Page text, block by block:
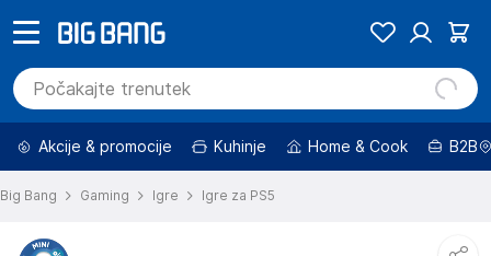
Akcije & promocije Kuhinje Home & Cook B2B
Big Bang Gaming Igre Igre za PS5